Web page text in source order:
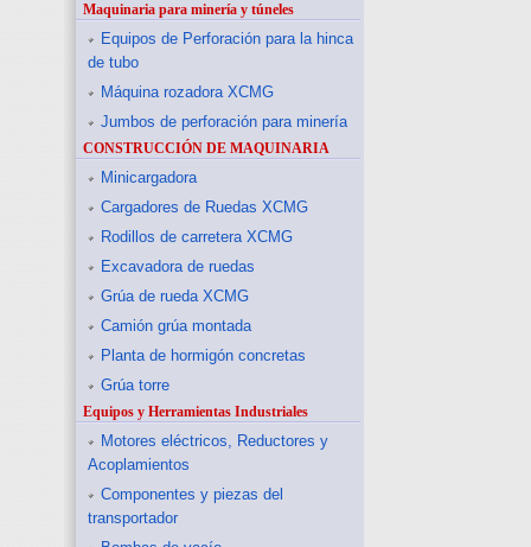
Maquinaria para minería y túneles
Equipos de Perforación para la hinca
de tubo
Máquina rozadora XCMG
Jumbos de perforación para minería
CONSTRUCCIÓN DE MAQUINARIA
Minicargadora
Cargadores de Ruedas XCMG
Rodillos de carretera XCMG
Excavadora de ruedas
Grúa de rueda XCMG
Camión grúa montada
Planta de hormigón concretas
Grúa torre
Equipos y Herramientas Industriales
Motores eléctricos, Reductores y
Acoplamientos
Componentes y piezas del
transportador